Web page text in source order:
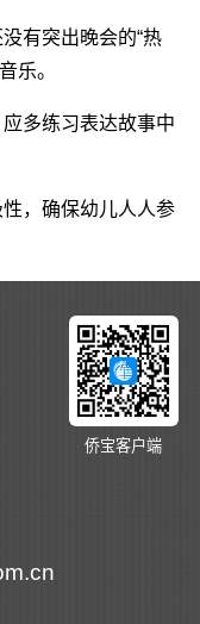
有突出晚会的“热
乐。
多练习表达故事中
，确保幼儿人人参
侨宝客户端